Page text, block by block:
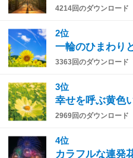
4214回のダウンロード
2位
一輪のひまわり
3363回のダウンロード
3位
幸せを呼ぶ黄色
2969回のダウンロード
4位
カラフルな連発